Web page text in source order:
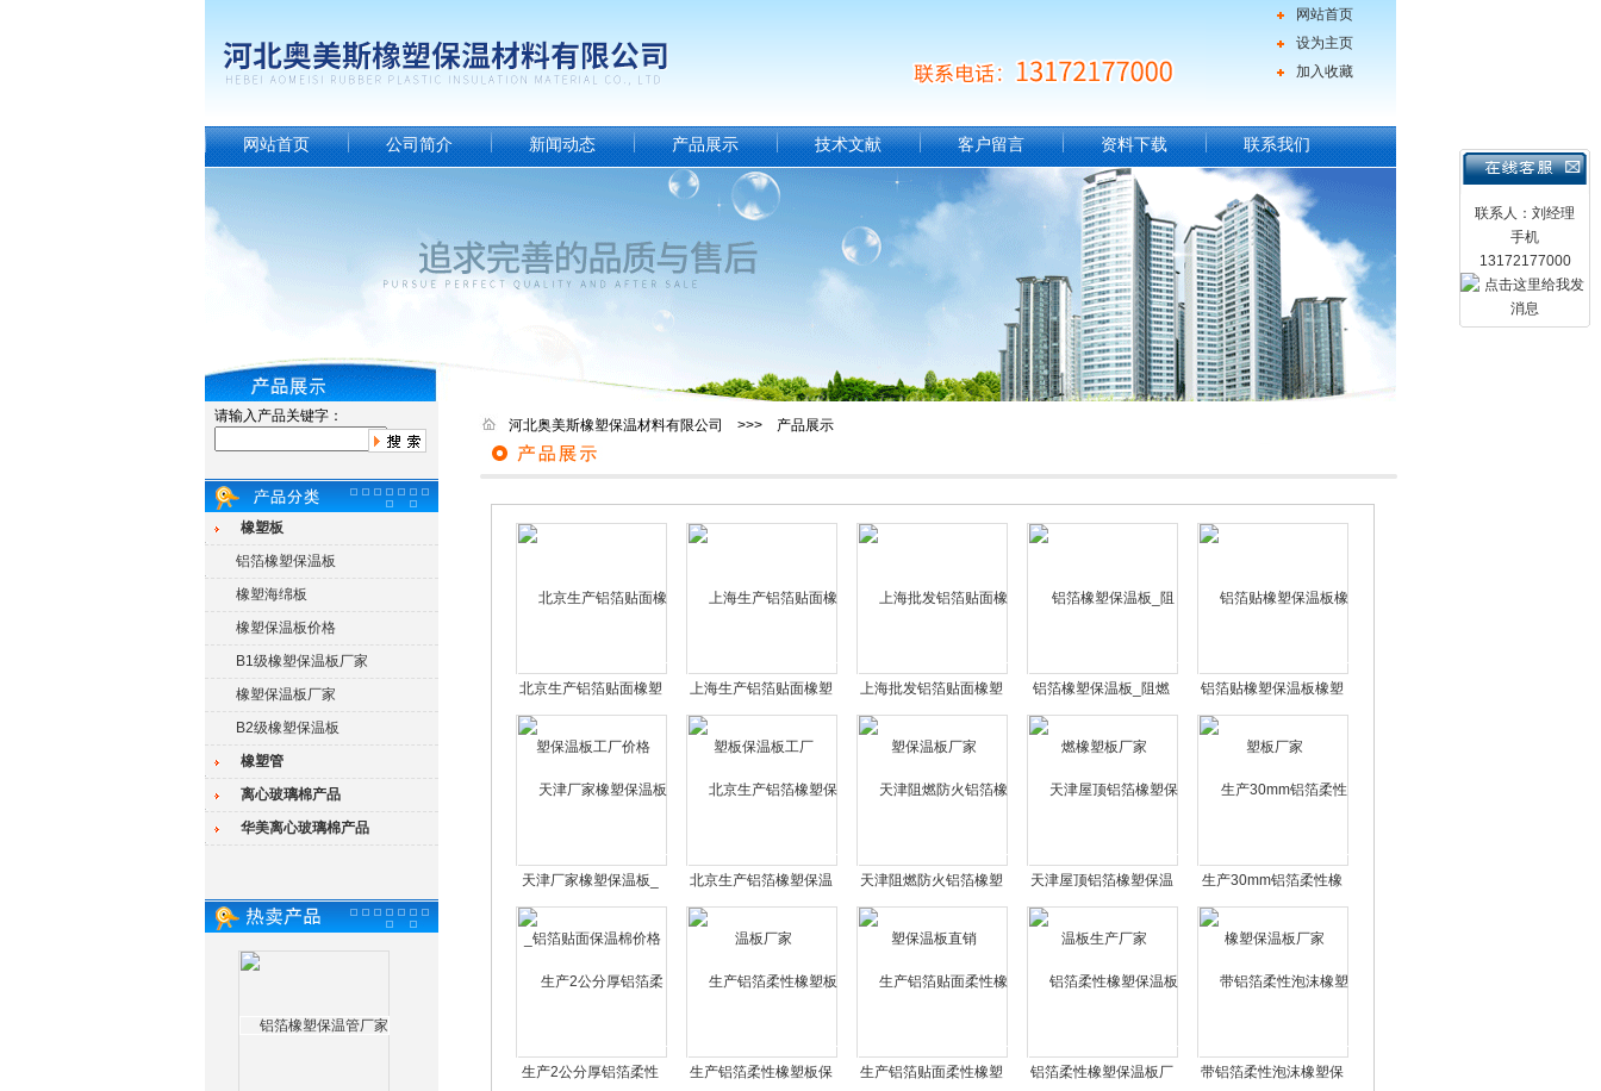
网站首页
设为主页
加入收藏
联系人：刘经理
手机
13172177000
网站首页 公司简介 新闻动态 产品展示 技术文献 客户留言 资料下载 联系我们
请输入产品关键字：
橡塑板
铝箔橡塑保温板
橡塑海绵板
橡塑保温板价格
B1级橡塑保温板厂家
橡塑保温板厂家
B2级橡塑保温板
橡塑管
离心玻璃棉产品
华美离心玻璃棉产品
河北奥美斯橡塑保温材料有限公司 >>> 产品展示
北京生产铝箔贴面橡塑
保温板工厂价格
上海生产铝箔贴面橡塑
板保温板工厂
上海批发铝箔贴面橡塑
保温板厂家
铝箔橡塑保温板_阻燃
橡塑板厂家
铝箔贴橡塑保温板橡塑
板厂家
天津厂家橡塑保温板_
铝箔贴面保温棉价格
北京生产铝箔橡塑保温
板厂家
天津阻燃防火铝箔橡塑
保温板直销
天津屋顶铝箔橡塑保温
板生产厂家
生产30mm铝箔柔性橡
塑保温板厂家
生产2公分厚铝箔柔性
生产铝箔柔性橡塑板保
生产铝箔贴面柔性橡塑
铝箔柔性橡塑保温板厂
带铝箔柔性泡沫橡塑保